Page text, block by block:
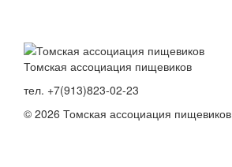
Томская ассоциация пищевиков
тел. +7(913)823-02-23
© 2026 Томская ассоциация пищевиков